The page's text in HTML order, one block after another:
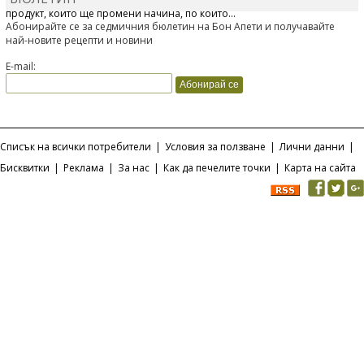
продукт, който ще промени начина, по който...
Абонирайте се за седмичния бюлетин на Бон Апети и получавайте
най-новите рецепти и новини
E-mail:
Списък на всички потребители | Условия за ползване | Лични данни |
Бисквитки | Реклама | За нас | Как да печелите точки | Карта на сайта